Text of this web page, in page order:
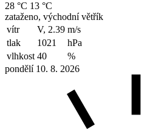
28 °C 13 °C
zataženo, východní větřík
vítr
V, 2.39 m/s
tlak
1021
hPa
vlhkost 40
%
pondělí 10. 8. 2026